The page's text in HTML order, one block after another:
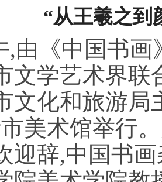
“从王羲之到
,由《中国书
文学艺术界联
文化和旅游局
美术馆举行
迎辞,中国书